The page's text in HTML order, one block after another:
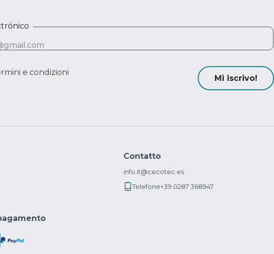
e condizioni
Mi iscrivo!
Contatto
info.it@cecotec.es
Telefone+39 0287 368947